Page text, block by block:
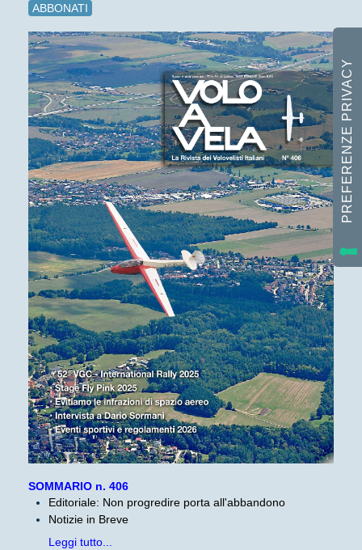
ABBONATI
SOMMARIO n. 406
Editoriale: Non progredire porta all'abbandono
Notizie in Breve
Leggi tutto...